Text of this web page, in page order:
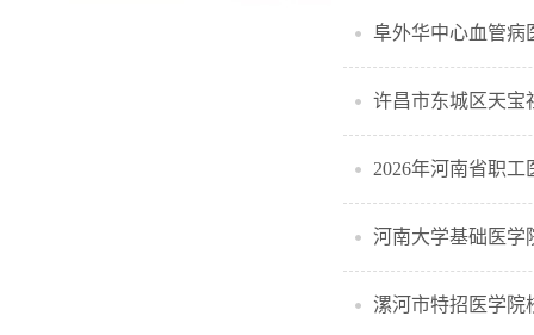
阜外华中心血管病
许昌市东城区天宝
2026年河南省职
河南大学基础医学
漯河市特招医学院